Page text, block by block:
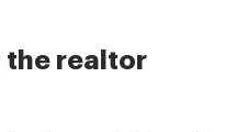
the realtor